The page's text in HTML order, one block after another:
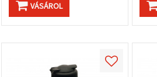
VÁSÁROL